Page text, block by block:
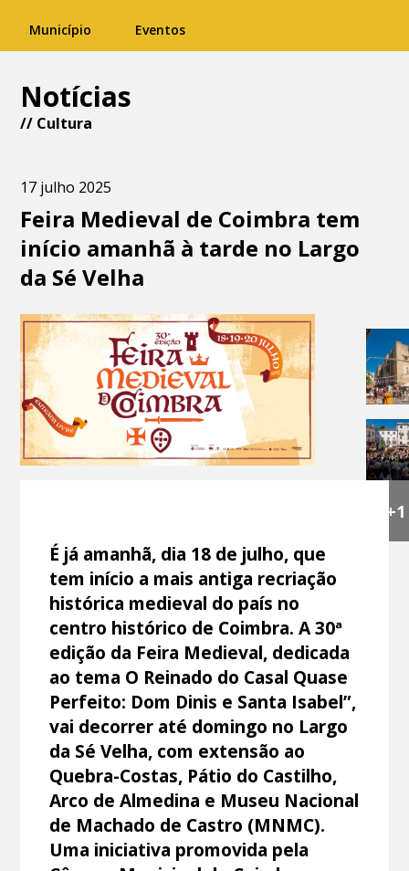
Município Eventos
Notícias
// Cultura
17 julho 2025
Feira Medieval de Coimbra tem
início amanhã à tarde no Largo
da Sé Velha
+1
É já amanhã, dia 18 de julho, que
tem início a mais antiga recriação
histórica medieval do país no
centro histórico de Coimbra. A 30ª
edição da Feira Medieval, dedicada
ao tema O Reinado do Casal Quase
Perfeito: Dom Dinis e Santa Isabel”,
vai decorrer até domingo no Largo
da Sé Velha, com extensão ao
Quebra-Costas, Pátio do Castilho,
Arco de Almedina e Museu Nacional
de Machado de Castro (MNMC).
Uma iniciativa promovida pela